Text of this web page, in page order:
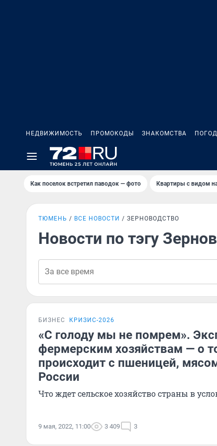
НЕДВИЖИМОСТЬ ПРОМОКОДЫ ЗНАКОМСТВА
Как поселок встретил паводок — фото Квартиры с видом
ТЮМЕНЬ ВСЕ НОВОСТИ ЗЕРНОВОДСТВО
Новости по тэгу
БИЗНЕС КРИЗИС-2026
«С голоду мы не помрем».
фермерским хозяйствам — о
происходит с пшеницей,
России
Что ждет сельское хозяйство страны в
9 мая, 2022, 11:00 3 409 3